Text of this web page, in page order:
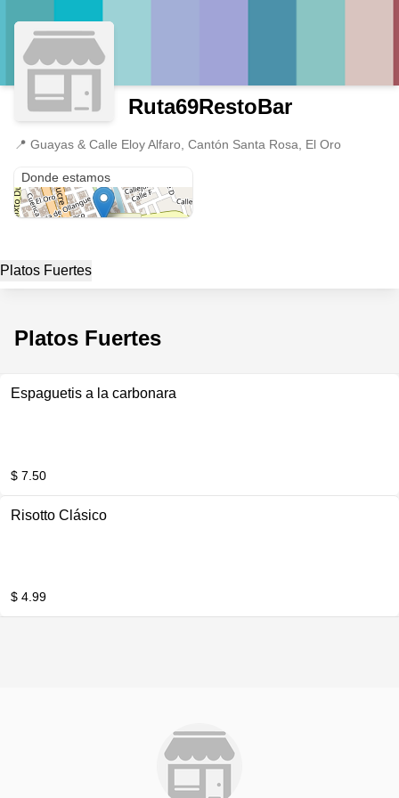
Ruta69RestoBar
📍 Guayas & Calle Eloy Alfaro, Cantón Santa Rosa, El Oro
Donde estamos
Platos Fuertes
Platos Fuertes
Espaguetis a la carbonara
$ 7.50
Risotto Clásico
$ 4.99